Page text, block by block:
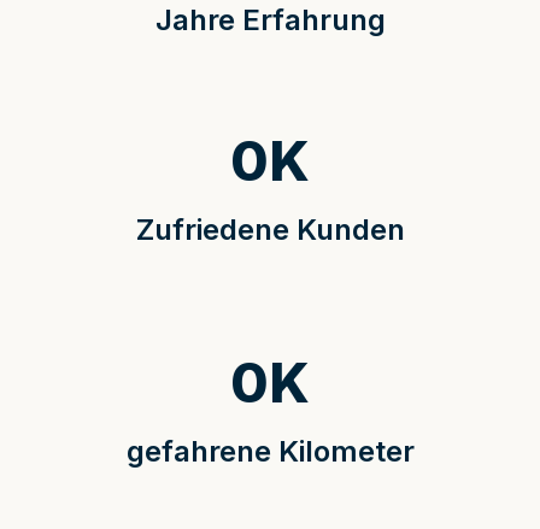
Jahre Erfahrung
Zufriedene Kunden
0K
gefahrene Kilometer
0K